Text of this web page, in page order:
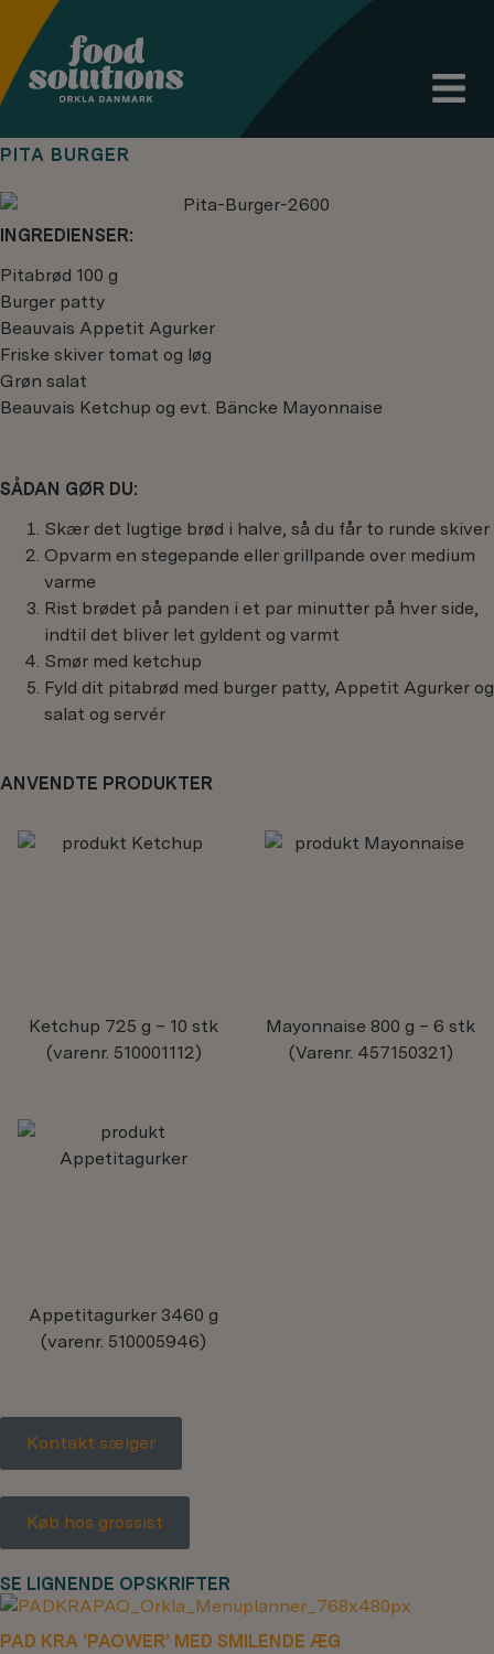
PITA BURGER
INGREDIENSER:
Pitabrød 100 g
Burger patty
Beauvais Appetit Agurker
Friske skiver tomat og løg
Grøn salat
Beauvais Ketchup og evt. Bäncke Mayonnaise
SÅDAN GØR DU:
Skær det lugtige brød i halve, så du får to runde skiver
Opvarm en stegepande eller grillpande over medium
varme
Rist brødet på panden i et par minutter på hver side,
indtil det bliver let gyldent og varmt
Smør med ketchup
Fyld dit pitabrød med burger patty, Appetit Agurker og
salat og servér
ANVENDTE PRODUKTER
Ketchup 725 g – 10 stk
(varenr. 510001112)
Mayonnaise 800 g – 6 stk
(Varenr. 457150321)
Appetitagurker 3460 g
(varenr. 510005946)
Kontakt sælger
Køb hos grossist
SE LIGNENDE OPSKRIFTER
PAD KRA ‘PAOWER’ MED SMILENDE ÆG